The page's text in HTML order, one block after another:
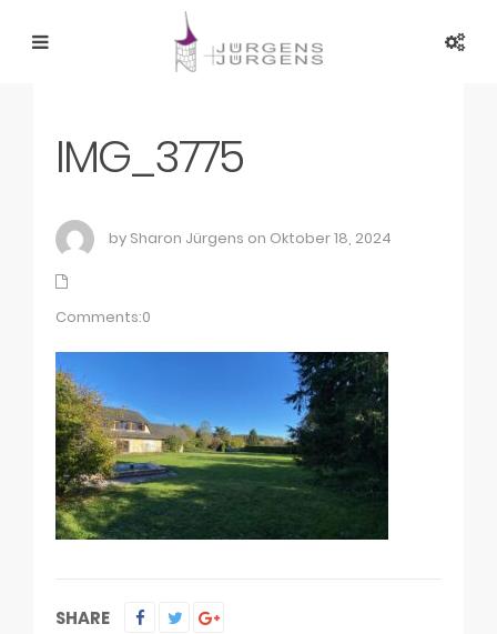
IMG_3775
by Sharon Jürgens on Oktober 18, 2024
Comments:0
SHARE